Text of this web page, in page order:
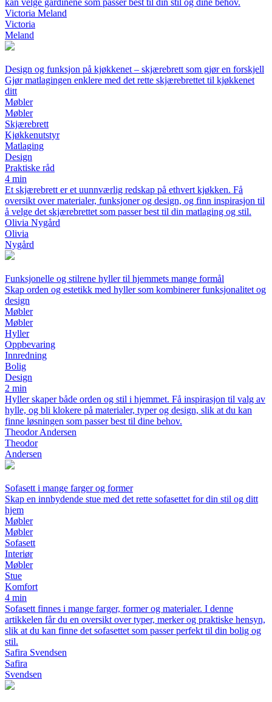
Victoria Meland
Victoria
Meland
Design og funksjon på kjøkkenet – skjærebrett som gjør en forskjell
Gjør matlagingen enklere med det rette skjærebrettet til kjøkkenet
ditt
Møbler
Møbler
Skjærebrett
Kjøkkenutstyr
Matlaging
Design
Praktiske råd
4 min
Et skjærebrett er et uunnværlig redskap på ethvert kjøkken. Få
oversikt over materialer, funksjoner og design, og finn inspirasjon til
å velge det skjærebrettet som passer best til din matlaging og stil.
Olivia Nygård
Olivia
Nygård
Funksjonelle og stilrene hyller til hjemmets mange formål
Skap orden og estetikk med hyller som kombinerer funksjonalitet og
design
Møbler
Møbler
Hyller
Oppbevaring
Innredning
Bolig
Design
2 min
Hyller skaper både orden og stil i hjemmet. Få inspirasjon til valg av
hylle, og bli klokere på materialer, typer og design, slik at du kan
finne løsningen som passer best til dine behov.
Theodor Andersen
Theodor
Andersen
Sofasett i mange farger og former
Skap en innbydende stue med det rette sofasettet for din stil og ditt
hjem
Møbler
Møbler
Sofasett
Interiør
Møbler
Stue
Komfort
4 min
Sofasett finnes i mange farger, former og materialer. I denne
artikkelen får du en oversikt over typer, merker og praktiske hensyn,
slik at du kan finne det sofasettet som passer perfekt til din bolig og
stil.
Safira Svendsen
Safira
Svendsen